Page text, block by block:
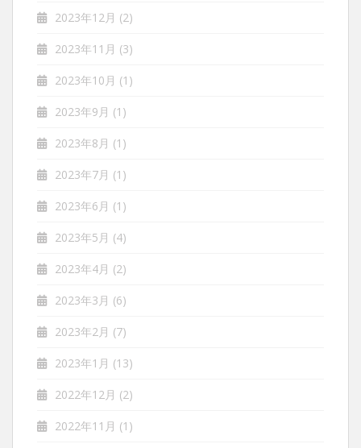
2023年12月 (2)
2023年11月 (3)
2023年10月 (1)
2023年9月 (1)
2023年8月 (1)
2023年7月 (1)
2023年6月 (1)
2023年5月 (4)
2023年4月 (2)
2023年3月 (6)
2023年2月 (7)
2023年1月 (13)
2022年12月 (2)
2022年11月 (1)